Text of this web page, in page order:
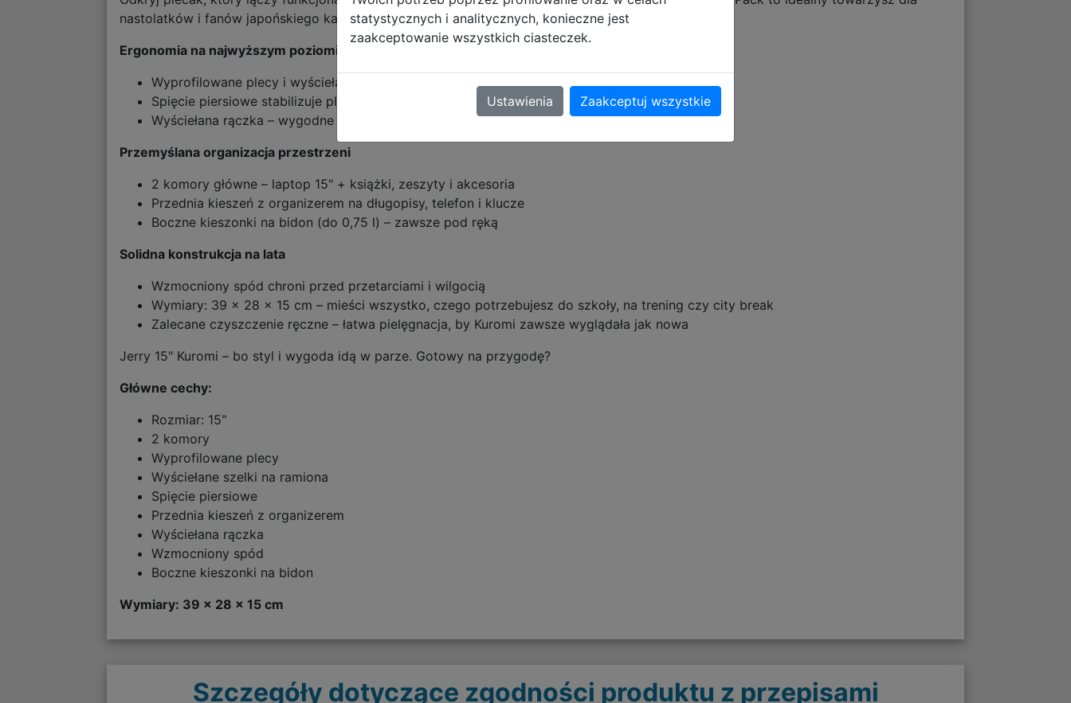
nastolatków i fanów japońskiego kawaii – lekki, wytrzymały i pełen praktycznych rozwiązań.
Ergonomia na najwyższym poziomie
Wyprofilowane plecy i wyściełane szelki zapewniają komfort nawet przy pełnym obciążeniu
Spięcie piersiowe stabilizuje plecak podczas biegu na autobus czy rowerze
Wyściełana rączka – wygodne przenoszenie w dłoni
Przemyślana organizacja przestrzeni
2 komory główne – laptop 15" + książki, zeszyty i akcesoria
Przednia kieszeń z organizerem na długopisy, telefon i klucze
Boczne kieszonki na bidon (do 0,75 l) – zawsze pod ręką
Solidna konstrukcja na lata
Wzmocniony spód chroni przed przetarciami i wilgocią
Wymiary: 39 x 28 x 15 cm – mieści wszystko, czego potrzebujesz do szkoły, na trening czy city break
Zalecane czyszczenie ręczne – łatwa pielęgnacja, by Kuromi zawsze wyglądała jak nowa
Jerry 15" Kuromi – bo styl i wygoda idą w parze. Gotowy na przygodę?
Główne cechy:
Rozmiar: 15"
2 komory
Wyprofilowane plecy
Wyściełane szelki na ramiona
Spięcie piersiowe
Przednia kieszeń z organizerem
Wyściełana rączka
Wzmocniony spód
Boczne kieszonki na bidon
Wymiary: 39 x 28 x 15 cm
Szczegóły dotyczące zgodności produktu z przepisami
statystycznych i analitycznych, konieczne jest
zaakceptowanie wszystkich ciasteczek.
Ustawienia Zaakceptuj wszystkie